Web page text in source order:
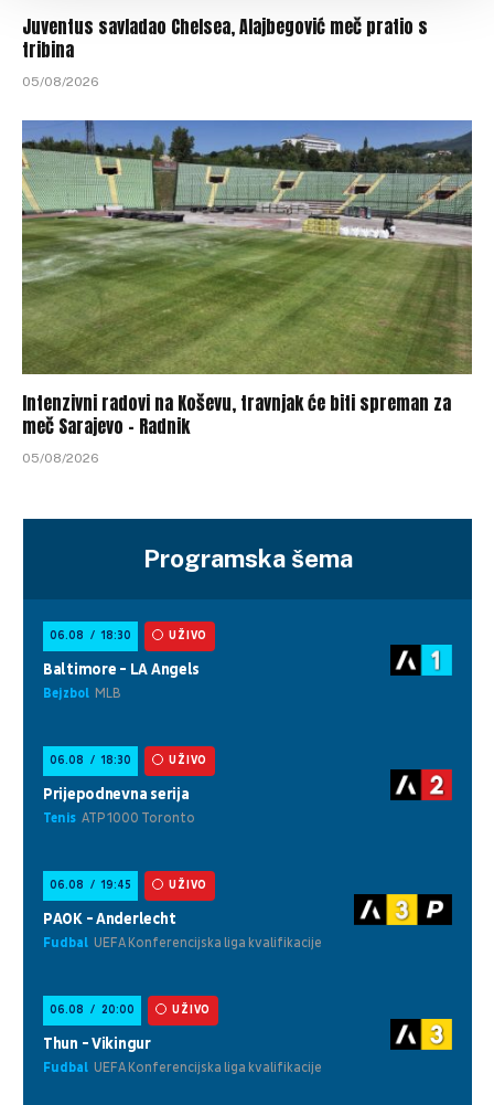
Juventus savladao Chelsea, Alajbegović meč pratio s
tribina
05/08/2026
Intenzivni radovi na Koševu, travnjak će biti spreman za
meč Sarajevo – Radnik
05/08/2026
Programska šema